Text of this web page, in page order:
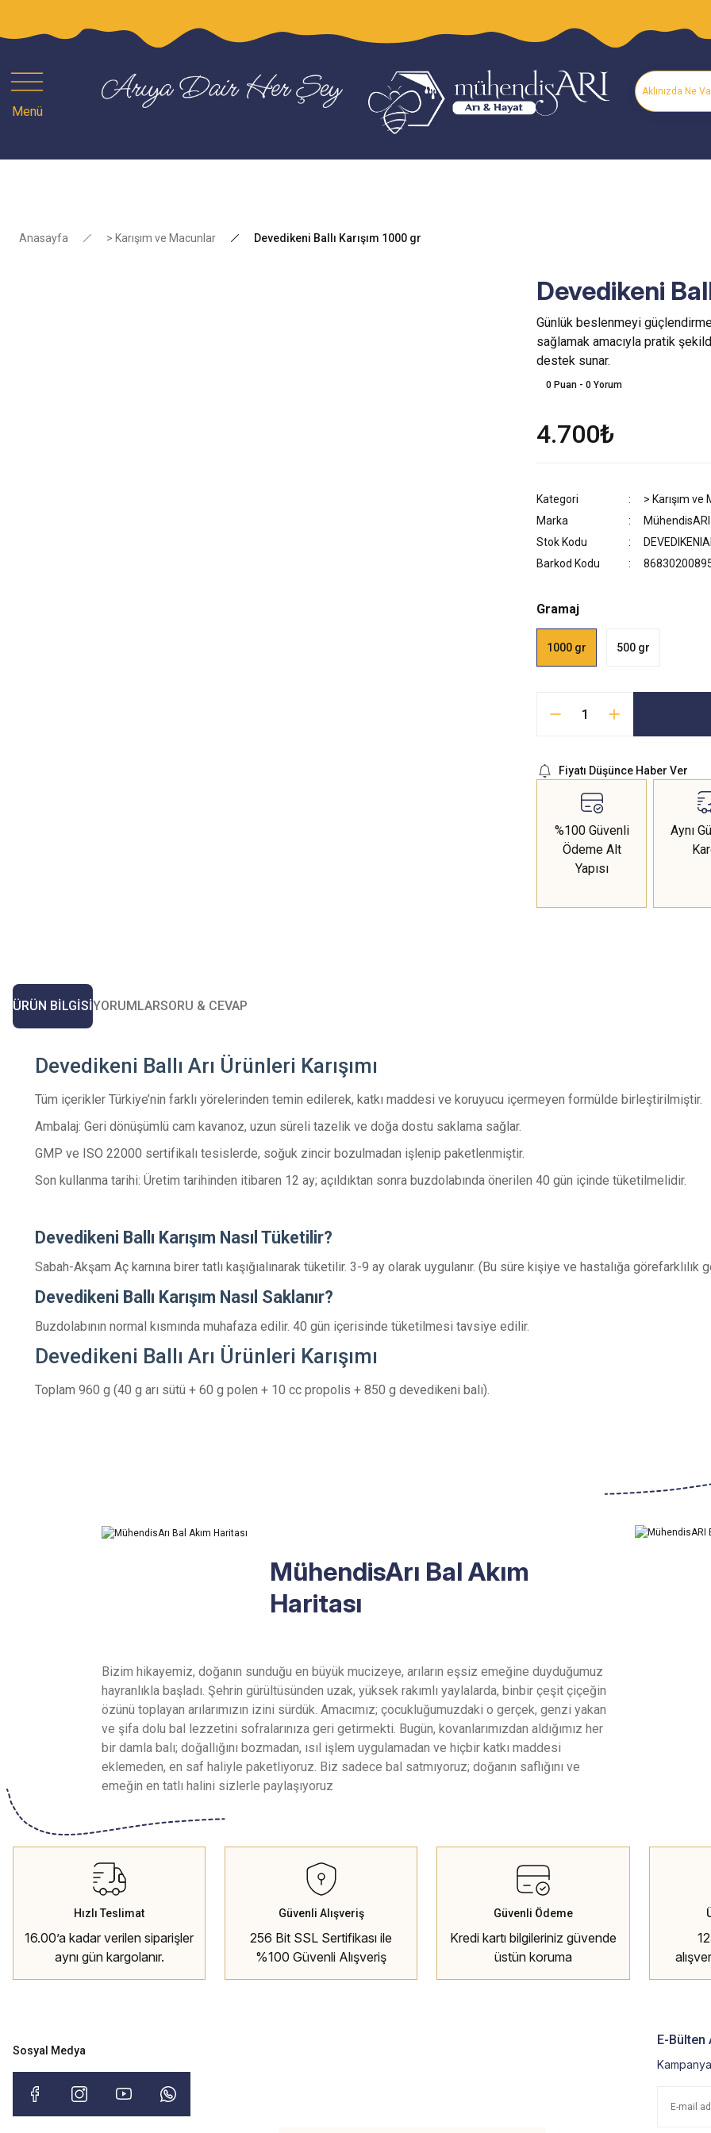
Menü
Anasayfa > Karışım ve Macunlar Devedikeni Ballı Karışım 1000 gr
Devedikeni
Günlük beslenmeyi
sağlamak amacıyla pratik
destek sunar.
0 Puan - 0 Yorum
4.700₺
Kategori > Karışım ve
Marka
MühendisARI
Stok Kodu
Barkod Kodu
Gramaj
1000 gr 500 gr
Fiyatı Düşünce Haber Ver
%100 Güvenli
Ödeme Alt
Yapısı
Aynı
ÜRÜN BILGISIYORUMLARSORU & CEVAP
Devedikeni Ballı Arı Ürünleri Karışımı
Tüm içerikler Türkiye’nin farklı yörelerinden temin edilerek, katkı maddesi ve koruyucu içermeyen formülde birleştirilmiştir.
Ambalaj: Geri dönüşümlü cam kavanoz, uzun süreli tazelik ve doğa dostu saklama sağlar.
GMP ve ISO 22000 sertifikalı tesislerde, soğuk zincir bozulmadan işlenip paketlenmiştir.
Son kullanma tarihi: Üretim tarihinden itibaren 12 ay; açıldıktan sonra buzdolabında önerilen 40 gün içinde tüketilmelidir.
Devedikeni Ballı Karışım Nasıl Tüketilir?
Sabah-Akşam Aç karnına birer tatlı kaşığıalınarak tüketilir. 3-9 ay olarak uygulanır. (Bu süre kişiye ve hastalığa görefarklılık
Devedikeni Ballı Karışım Nasıl Saklanır?
Buzdolabının normal kısmında muhafaza edilir. 40 gün içerisinde tüketilmesi tavsiye edilir.
Devedikeni Ballı Arı Ürünleri Karışımı
Toplam 960 g (40 g arı sütü + 60 g polen + 10 cc propolis + 850 g devedikeni balı).
MühendisArı Bal Akım
Haritası
Bizim hikayemiz, doğanın sunduğu en büyük mucizeye, arıların eşsiz emeğine duyduğumuz
hayranlıkla başladı. Şehrin gürültüsünden uzak, yüksek rakımlı yaylalarda, binbir çeşit çiçeğin
özünü toplayan arılarımızın izini sürdük. Amacımız; çocukluğumuzdaki o gerçek, genzi yakan
ve şifa dolu bal lezzetini sofralarınıza geri getirmekti. Bugün, kovanlarımızdan aldığımız her
bir damla balı; doğallığını bozmadan, ısıl işlem uygulamadan ve hiçbir katkı maddesi
eklemeden, en saf haliyle paketliyoruz. Biz sadece bal satmıyoruz; doğanın saflığını ve
emeğin en tatlı halini sizlerle paylaşıyoruz
Hızlı Teslimat
16.00’a kadar verilen siparişler
aynı gün kargolanır.
Güvenli Alışveriş
256 Bit SSL Sertifikası ile
%100 Güvenli Alışveriş
Güvenli Ödeme
Kredi kartı bilgileriniz güvende
üstün koruma
Sosyal Medya
E-Bülten